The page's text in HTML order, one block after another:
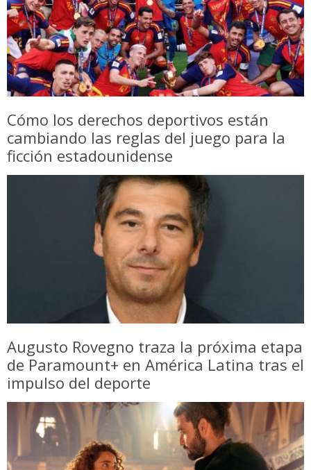
Cómo los derechos deportivos están
cambiando las reglas del juego para la
ficción estadounidense
Augusto Rovegno traza la próxima etapa
de Paramount+ en América Latina tras el
impulso del deporte